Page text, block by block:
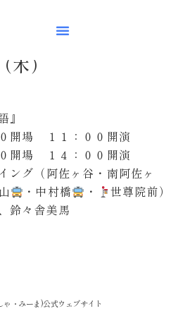
）
』
場 １１：００開演
場 １４：００開演
ング（阿佐ヶ谷・南阿佐ヶ
・中村橋 ・
世尊院前）
鈴々舎美馬
・みーま)公式ウェブサイト